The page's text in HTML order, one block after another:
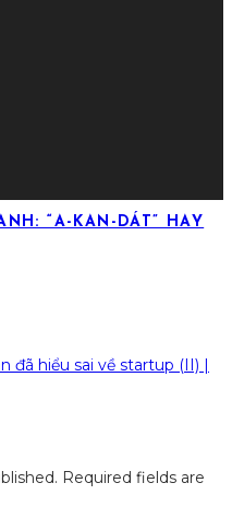
“A-KAN-DÁT” HAY
đã hiểu sai về startup (II) |
Required fields are